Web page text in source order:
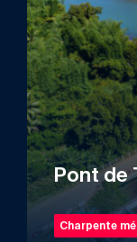
Pont de
Charpente